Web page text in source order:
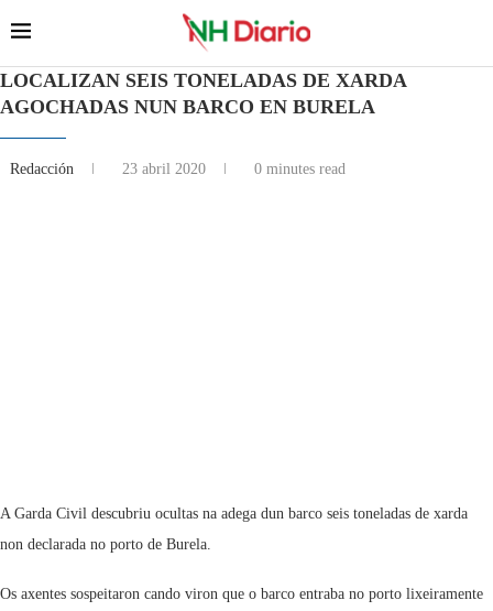
LOCALIZAN SEIS TONELADAS DE XARDA
AGOCHADAS NUN BARCO EN BURELA
Redacción 23 abril 2020 0 minutes read
A Garda Civil descubriu ocultas na adega dun barco seis toneladas de xarda
non declarada no porto de Burela.
Os axentes sospeitaron cando viron que o barco entraba no porto lixeiramente